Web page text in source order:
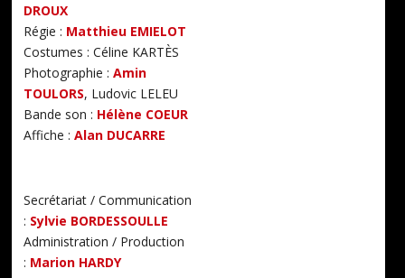
DROUX
Régie : Matthieu EMIELOT
Costumes : Céline KARTÈS
Photographie :Amin
TOULORS, Ludovic LELEU
Bande son : Hélène COEUR
Affiche : Alan DUCARRE
Secrétariat / Communication
: Sylvie BORDESSOULLE
Administration / Production
: Marion HARDY